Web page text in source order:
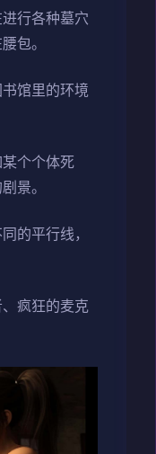
行各种墓穴
包。
馆里的环境
个个体死
景。
的平行线，
疯狂的麦克